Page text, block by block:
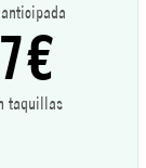
taquillas